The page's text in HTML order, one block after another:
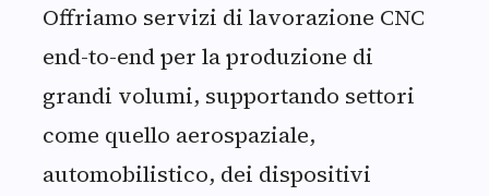
Offriamo servizi di lavorazione CNC
end-to-end per la produzione di
grandi volumi, supportando settori
come quello aerospaziale,
automobilistico, dei dispositivi